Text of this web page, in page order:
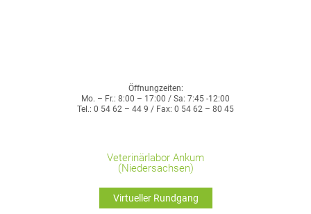
Öffnungzeiten:
Mo. – Fr.: 8:00 – 17:00 / Sa: 7:45 -12:00
Tel.: 0 54 62 – 44 9 / Fax: 0 54 62 – 80 45
Veterinärlabor Ankum
(Niedersachsen)
Virtueller Rundgang